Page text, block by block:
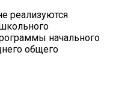
реализуются
начального
общего